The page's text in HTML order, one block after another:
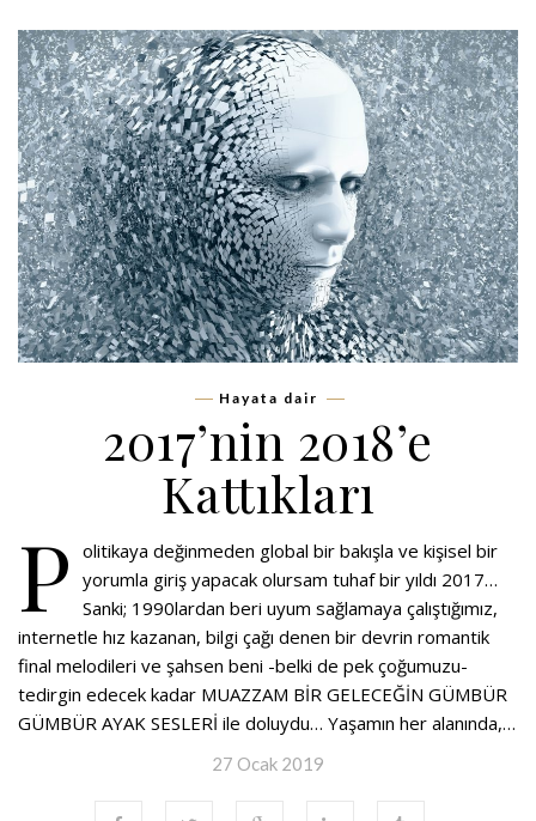
Hayata dair
2017’nin 2018’e
Kattıkları
P olitikaya değinmeden global bir bakışla ve kişisel bir
yorumla giriş yapacak olursam tuhaf bir yıldı 2017…
Sanki; 1990lardan beri uyum sağlamaya çalıştığımız,
internetle hız kazanan, bilgi çağı denen bir devrin romantik
final melodileri ve şahsen beni -belki de pek çoğumuzu-
tedirgin edecek kadar MUAZZAM BİR GELECEĞİN GÜMBÜR
GÜMBÜR AYAK SESLERİ ile doluydu… Yaşamın her alanında,…
27 Ocak 2019